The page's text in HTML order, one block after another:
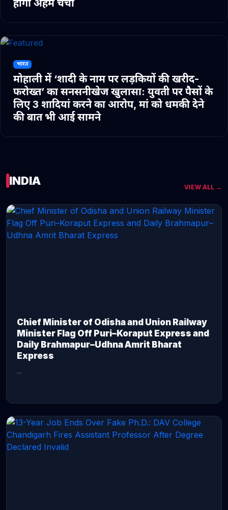
होगी अहम चर्चा
भारत
मोहाली में ‘शादी के नाम पर लड़कियों की खरीद-
फरोख्त’ का सनसनीखेज खुलासा: युवती पर पैसों के
लिए 3 शादियां करने का आरोप, मां को धमकी देने
की बात भी आई सामने
INDIA VIEW ALL →
Chief Minister of Odisha and Union Railway
Minister Flag Off Puri–Koraput Express and
Daily Brahmapur–Udhna Amrit Bharat
Express
...